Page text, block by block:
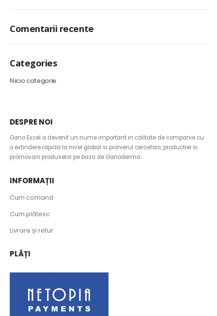
Comentarii recente
Categories
Nicio categorie
Termeni si conditii
Politică de confidențialitate
DESPRE NOI
Gano Excel a devenit un nume important in calitate de companie cu
o extindere rapida la nivel global si pionierul cercetarii, productiei si
promovarii produselor pe baza de Ganoderma.
INFORMAȚII
Cum comand
Cum plătesc
Livrare și retur
PLĂȚI